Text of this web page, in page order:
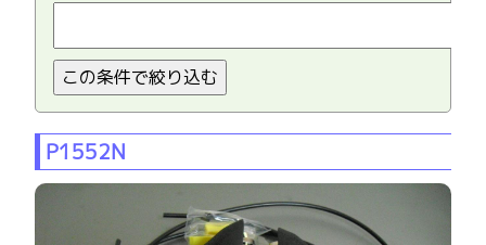
P1552N